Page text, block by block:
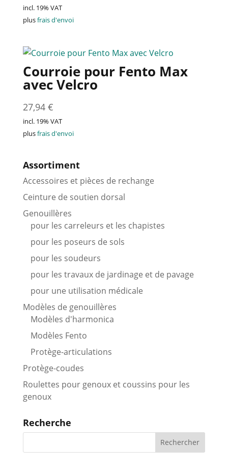
incl. 19% VAT
plusfrais d'envoi
Courroie pour Fento Max
avec Velcro
27,94 €
incl. 19% VAT
plusfrais d'envoi
Assortiment
Accessoires et pièces de rechange
Ceinture de soutien dorsal
Genouillères
pour les carreleurs et les chapistes
pour les poseurs de sols
pour les soudeurs
pour les travaux de jardinage et de pavage
pour une utilisation médicale
Modèles de genouillères
Modèles d'harmonica
Modèles Fento
Protège-articulations
Protège-coudes
Roulettes pour genoux et coussins pour les
genoux
Recherche